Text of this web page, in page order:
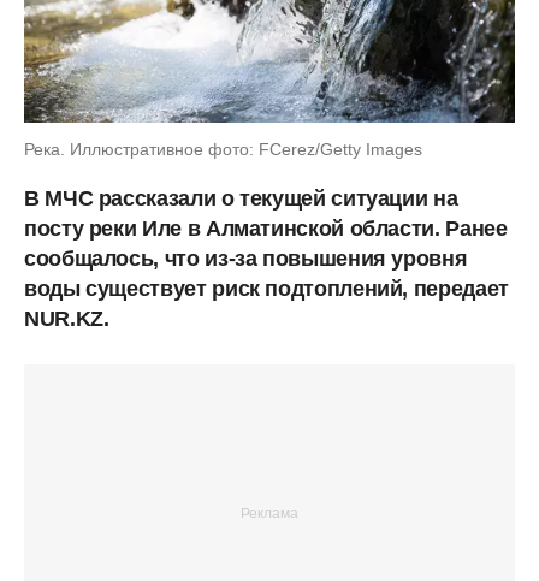
Река. Иллюстративное фото: FCerez/Getty Images
В МЧС рассказали о текущей ситуации на
посту реки Иле в Алматинской области. Ранее
сообщалось, что из-за повышения уровня
воды существует риск подтоплений, передает
NUR.KZ.